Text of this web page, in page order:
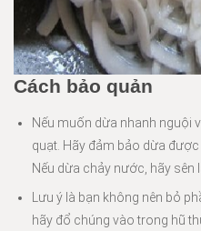
Cách bảo quản
Nếu muốn dừa nhanh nguội
quạt. Hãy đảm bảo dừa
Nếu dừa chảy nước, hãy sên
Lưu ý là bạn không nên bỏ
hãy đổ chúng vào trong hũ